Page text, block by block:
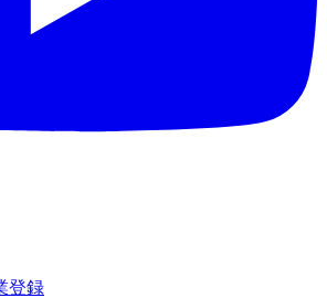
登録